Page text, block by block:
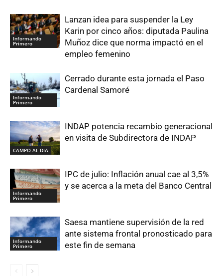
Informando
Primero
Lanzan idea para suspender la Ley
Karin por cinco años: diputada Paulina
Muñoz dice que norma impactó en el
empleo femenino
Informando
Primero
Cerrado durante esta jornada el Paso
Cardenal Samoré
CAMPO AL DIA
INDAP potencia recambio generacional
en visita de Subdirectora de INDAP
Informando
Primero
IPC de julio: Inflación anual cae al 3,5%
y se acerca a la meta del Banco Central
Informando
Primero
Saesa mantiene supervisión de la red
ante sistema frontal pronosticado para
este fin de semana